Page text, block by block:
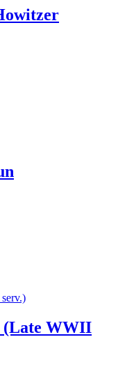
(Late WWII